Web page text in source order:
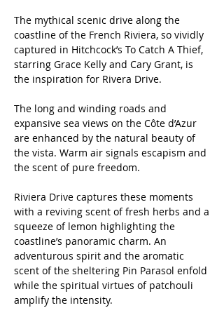
The mythical scenic drive along the
coastline of the French Riviera, so vividly
captured in Hitchcock’s To Catch A Thief,
starring Grace Kelly and Cary Grant, is
the inspiration for Rivera Drive.
The long and winding roads and
expansive sea views on the Côte d’Azur
are enhanced by the natural beauty of
the vista. Warm air signals escapism and
the scent of pure freedom.
Riviera Drive captures these moments
with a reviving scent of fresh herbs and a
squeeze of lemon highlighting the
coastline’s panoramic charm. An
adventurous spirit and the aromatic
scent of the sheltering Pin Parasol enfold
while the spiritual virtues of patchouli
amplify the intensity.